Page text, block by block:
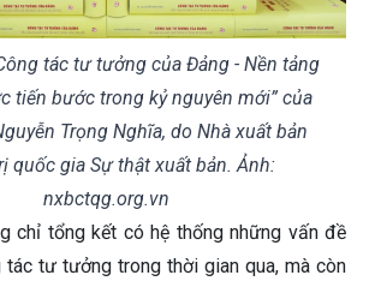
tác tư tưởng của Đảng - Nền tảng
tiến bước trong kỷ nguyên mới” của
Trọng Nghĩa, do Nhà xuất bản
quốc gia Sự thật xuất bản. Ảnh:
nxbctqg.org.vn
chỉ tổng kết có hệ thống những vấn đề
tư tưởng trong thời gian qua, mà còn